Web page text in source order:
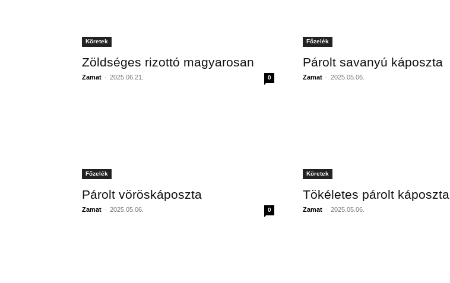
Köretek
Zöldséges rizottó magyarosan
Zamat - 2025.06.21. 0
Főzelék
Párolt savanyú káposzta
Zamat - 2025.05.06.
Főzelék
Párolt vöröskáposzta
Zamat - 2025.05.06. 0
Köretek
Tökéletes párolt káposzta
Zamat - 2025.05.06.